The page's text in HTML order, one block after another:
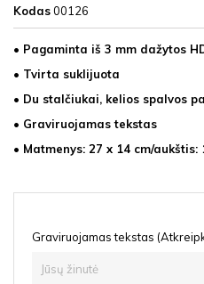
Kodas00126
• Pagaminta iš 3 mm dažytos
• Tvirta suklijuota
• Du stalčiukai, kelios spalvos
• Graviruojamas tekstas
• Matmenys: 27 x 14 cm/aukštis:
Graviruojamas tekstas